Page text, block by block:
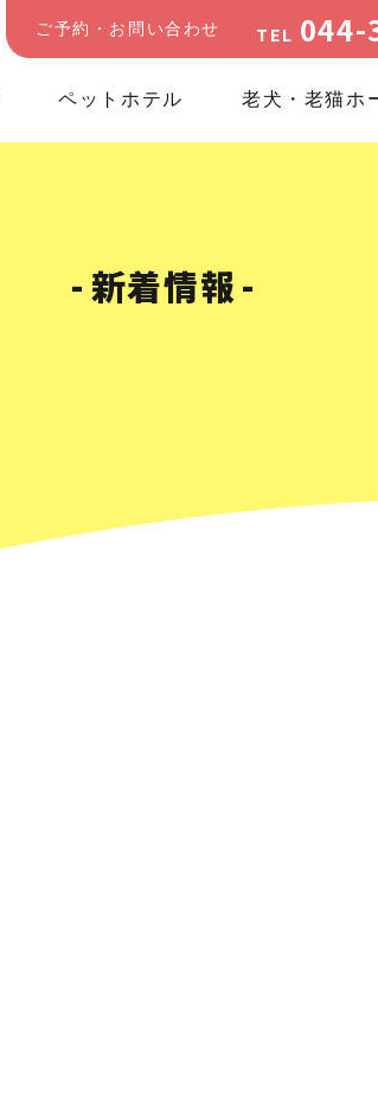
ご予約・お問い合わせ TEL 044-
ペットホテル 老犬・老猫ホ
新着情報